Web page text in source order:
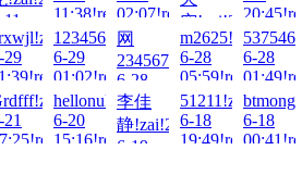
11:38!read!02:07!read!空!zai!2026-
7-9
21:11!read!
29
123456789qwe!zai!2026-
6-29
01:02!read!
网
23456789!zai!2026-
6-28
21:08!read!
m2625!zai!2026-
6-28
05:59!read!
6-28
hellonuke!zai!2026-
6-20
15:16!read!
李佳
静!zai!2026-
6-19
51211!zai!2026-
6-18
19:49!read!
6-18